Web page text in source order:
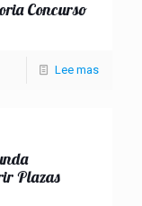
Concurso
Lee mas
Plazas